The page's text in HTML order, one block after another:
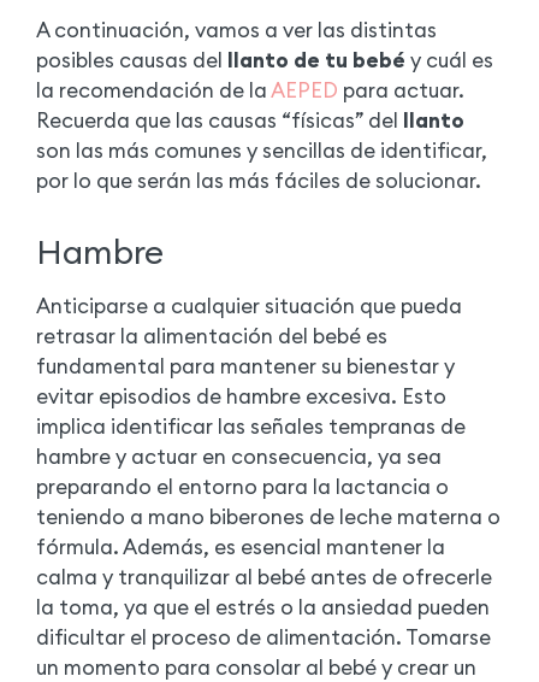
A continuación, vamos a ver las distintas
posibles causas del llanto de tu bebé y cuál es
la recomendación de laAEPED para actuar.
Recuerda que las causas “físicas” del llanto
son las más comunes y sencillas de identificar,
por lo que serán las más fáciles de solucionar.
Hambre
Anticiparse a cualquier situación que pueda
retrasar la alimentación del bebé es
fundamental para mantener su bienestar y
evitar episodios de hambre excesiva. Esto
implica identificar las señales tempranas de
hambre y actuar en consecuencia, ya sea
preparando el entorno para la lactancia o
teniendo a mano biberones de leche materna o
fórmula. Además, es esencial mantener la
calma y tranquilizar al bebé antes de ofrecerle
la toma, ya que el estrés o la ansiedad pueden
dificultar el proceso de alimentación. Tomarse
un momento para consolar al bebé y crear un